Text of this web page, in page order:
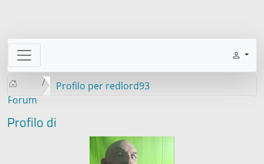
Forum
Profilo per redlord93
Profilo di